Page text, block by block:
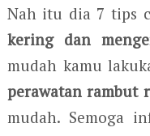
Nah itu dia 7 tips
kering dan
mudah kamu
perawatan rambut
mudah. Semoga